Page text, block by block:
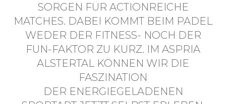
SORGEN FÜR ACTIONREICHE
MATCHES. DABEI KOMMT BEIM PADEL
WEDER DER FITNESS- NOCH DER
FUN-FAKTOR ZU KURZ. IM ASPRIA
ALSTERTAL KÖNNEN WIR DIE
FASZINATION
DER ENERGIEGELADENEN